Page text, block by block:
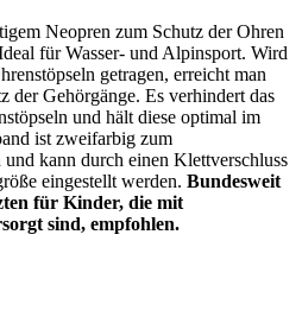
Neopren zum Schutz der Ohren
für Wasser- und Alpinsport. Wird
getragen, erreicht man
der Gehörgänge. Es verhindert das
und hält diese optimal im
ist zweifarbig zum
und kann durch einen Klettverschluss
eingestellt werden. Bundesweit
für Kinder, die mit
sind, empfohlen.